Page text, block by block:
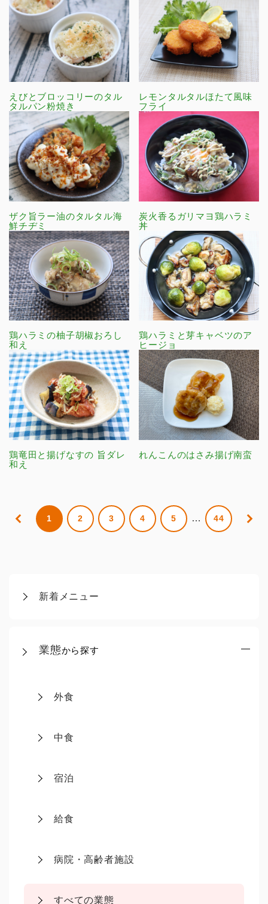
新着メニュー
業態から探す
外食
中食
宿泊
給食
病院・高齢者施設
すべての業態
えびとブロッコリーのタル
タルパン粉焼き
レモンタルタルほたて風味
フライ
ザク旨ラー油のタルタル海
鮮チヂミ
炭火香るガリマヨ鶏ハラミ
丼
鶏ハラミの柚子胡椒おろし
和え
鶏ハラミと芽キャベツのア
ヒージョ
鶏竜田と揚げなすの 旨ダレ
和え
れんこんのはさみ揚げ南蛮
1 2 3 4 5 … 44